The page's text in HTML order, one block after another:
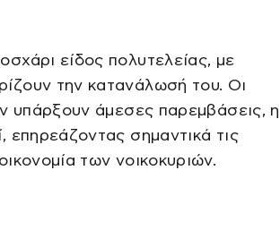
είδος πολυτελείας, με
την κατανάλωσή του. Οι
υπάρξουν άμεσες παρεμβάσεις, η
επηρεάζοντας σημαντικά τις
των νοικοκυριών.